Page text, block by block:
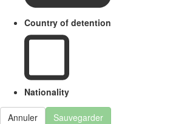
Country of detention
Nationality
Annuler Sauvegarder